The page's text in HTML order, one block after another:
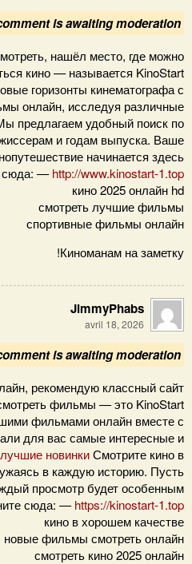
is awaiting moderation…
нашёл место, где можно
кино — называется KinoStart.
горизонты кинематографа с
онлайн, исследуя различные
предлагаем удобный поиск по
и годам выпуска. Ваше
начинается здесь.
сюда: —http://www.kinostart-1.top
кино 2025 онлайн hd
смотреть лучшие фильмы
спортивные фильмы онлайн
Киноманам на заметку!
JimmyPhabs
avril 18, 2026
is awaiting moderation…
рекомендую классный сайт
фильмы — это KinoStart.
фильмами онлайн вместе с
для вас самые интересные и
лучшие новинкиСмотрите кино в
в каждую историю. Пусть
просмотр будет особенным.
сюда: —https://kinostart-1.top
кино в хорошем качестве
новые фильмы смотреть онлайн
смотреть кино 2025 онлайн